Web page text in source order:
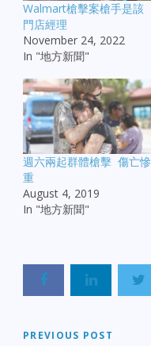
Walmart槍擊案槍手是該
門店經理
November 24, 2022
In "地方新聞"
週六兩起群體槍擊 傷亡慘
重
August 4, 2019
In "地方新聞"
PREVIOUS POST